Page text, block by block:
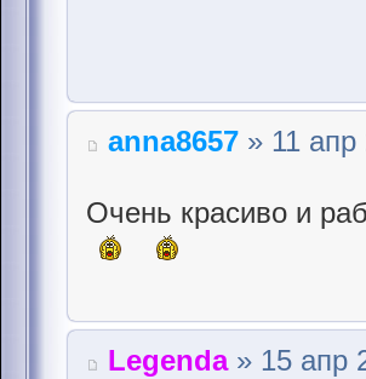
anna8657 » 11
Очень красиво и
Legenda» 15 апр